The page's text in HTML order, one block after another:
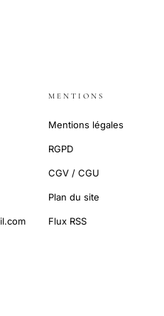
MENTIONS
Mentions légales
RGPD
CGV / CGU
Plan du site
Flux RSS